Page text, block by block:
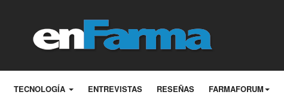
TECNOLOGÍA ENTREVISTAS RESEÑAS FARMAFORUM